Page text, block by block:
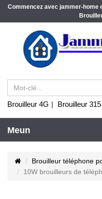
Commencez avec jammer-home
Brouilleur 4G | Brouilleur
Meun
Brouilleur téléphone
10W brouilleurs de